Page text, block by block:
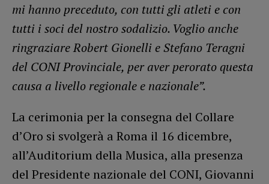
mi hanno preceduto, con tutti gli atleti e con
tutti i soci del nostro sodalizio. Voglio anche
ringraziare Robert Gionelli e Stefano Teragni
del CONI Provinciale, per aver perorato questa
causa a livello regionale e nazionale”.
La cerimonia per la consegna del Collare
d’Oro si svolgerà a Roma il 16 dicembre,
all’Auditorium della Musica, alla presenza
del Presidente nazionale del CONI, Giovanni